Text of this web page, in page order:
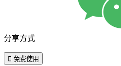
分享方式
 免费使用